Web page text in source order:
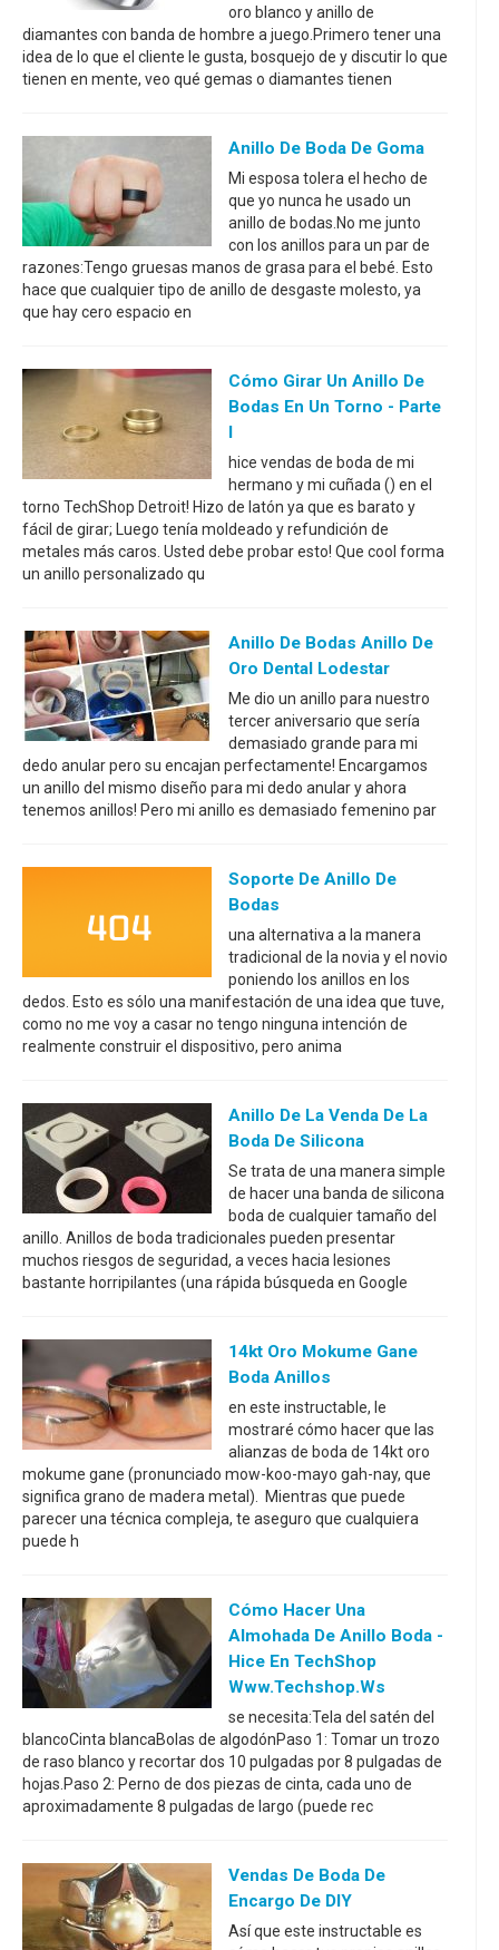
oro blanco y anillo de
diamantes con banda de hombre a juego.Primero tener una
idea de lo que el cliente le gusta, bosquejo de y discutir lo que
tienen en mente, veo qué gemas o diamantes tienen
Anillo De Boda De Goma
Mi esposa tolera el hecho de
que yo nunca he usado un
anillo de bodas.No me junto
con los anillos para un par de
razones:Tengo gruesas manos de grasa para el bebé. Esto
hace que cualquier tipo de anillo de desgaste molesto, ya
que hay cero espacio en
Cómo Girar Un Anillo De
Bodas En Un Torno - Parte
I
hice vendas de boda de mi
hermano y mi cuñada () en el
torno TechShop Detroit! Hizo de latón ya que es barato y
fácil de girar; Luego tenía moldeado y refundición de
metales más caros. Usted debe probar esto! Que cool forma
un anillo personalizado qu
Anillo De Bodas Anillo De
Oro Dental Lodestar
Me dio un anillo para nuestro
tercer aniversario que sería
demasiado grande para mi
dedo anular pero su encajan perfectamente! Encargamos
un anillo del mismo diseño para mi dedo anular y ahora
tenemos anillos! Pero mi anillo es demasiado femenino par
Soporte De Anillo De
Bodas
una alternativa a la manera
tradicional de la novia y el novio
poniendo los anillos en los
dedos. Esto es sólo una manifestación de una idea que tuve,
como no me voy a casar no tengo ninguna intención de
realmente construir el dispositivo, pero anima
Anillo De La Venda De La
Boda De Silicona
Se trata de una manera simple
de hacer una banda de silicona
boda de cualquier tamaño del
anillo. Anillos de boda tradicionales pueden presentar
muchos riesgos de seguridad, a veces hacia lesiones
bastante horripilantes (una rápida búsqueda en Google
14kt Oro Mokume Gane
Boda Anillos
en este instructable, le
mostraré cómo hacer que las
alianzas de boda de 14kt oro
mokume gane (pronunciado mow-koo-mayo gah-nay, que
significa grano de madera metal). Mientras que puede
parecer una técnica compleja, te aseguro que cualquiera
puede h
Cómo Hacer Una
Almohada De Anillo Boda -
Hice En TechShop
Www.techshop.ws
se necesita:Tela del satén del
blancoCinta blancaBolas de algodónPaso 1: Tomar un trozo
de raso blanco y recortar dos 10 pulgadas por 8 pulgadas de
hojas.Paso 2: Perno de dos piezas de cinta, cada uno de
aproximadamente 8 pulgadas de largo (puede rec
Vendas De Boda De
Encargo De DIY
Así que este instructable es